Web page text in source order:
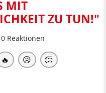
MIT
ZU TUN!"
0 Reaktionen
🔥 😥 👏